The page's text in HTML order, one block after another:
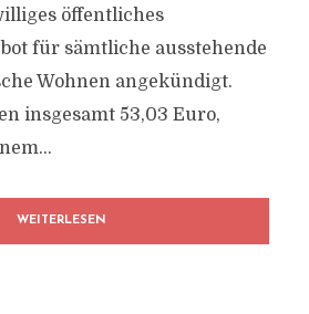
öffentliches
für sämtliche ausstehende
Wohnen angekündigt.
insgesamt 53,03 Euro,
WEITERLESEN